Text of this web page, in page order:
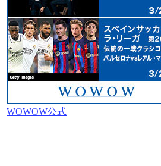
WOWOW公式